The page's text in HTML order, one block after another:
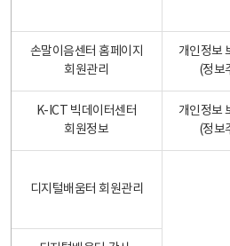
손말이음센터 홈페이지
회원관리
개인정보
(정보
K-ICT 빅데이터센터
회원정보
개인정보
(정보
디지털배움터 회원관리